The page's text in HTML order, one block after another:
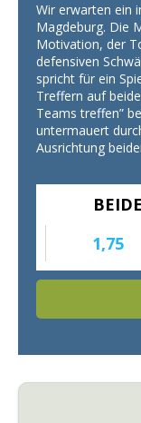
Wir erwarten ein
Magdeburg. Die
Motivation, der
defensiven
spricht für ein
Treffern auf
Teams treffen”
untermauert
Ausrichtung
1,75